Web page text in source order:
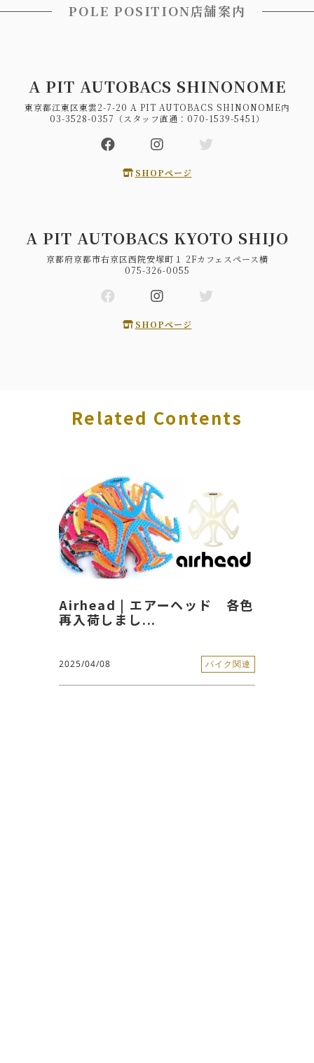
POLE POSITION店舗案内
A PIT AUTOBACS SHINONOME
東京都江東区東雲2-7-20 A PIT AUTOBACS SHINONOME内
03-3528-0357（スタッフ直通：070-1539-5451）
SHOPページ
A PIT AUTOBACS KYOTO SHIJO
京都府京都市右京区西院安塚町１ 2Fカフェスペース横
075-326-0055
SHOPページ
Related Contents
Airhead | エアーヘッド 各色
再入荷しまし...
2025/04/08 バイク関連